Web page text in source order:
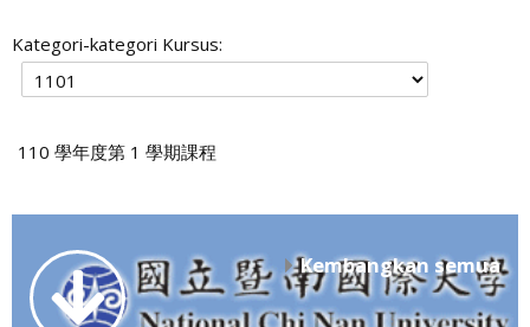
Kategori-kategori Kursus:
110 學年度第 1 學期課程
Kembangkan semua